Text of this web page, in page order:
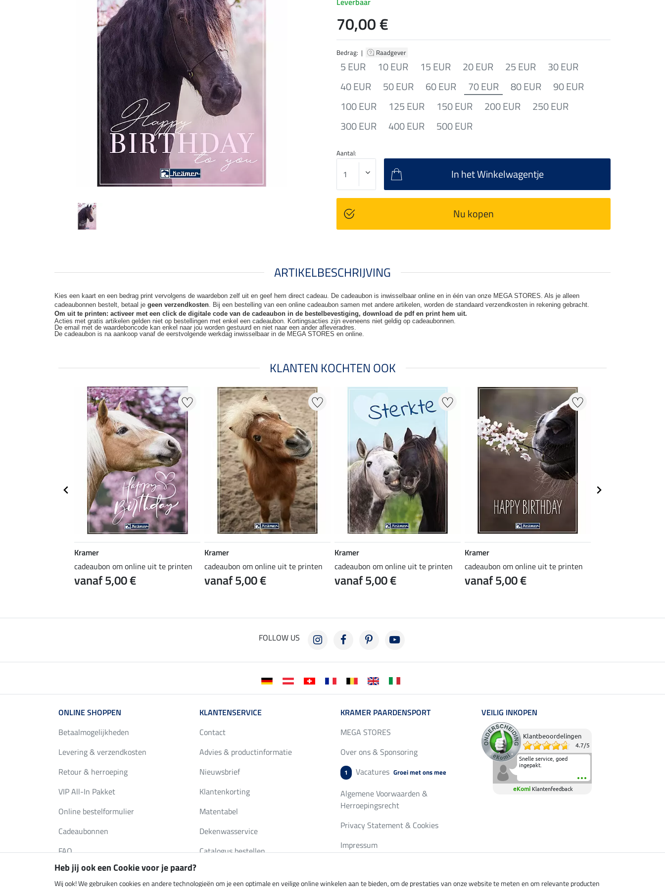
Bedrag: | Raadgever
5 EUR 10 EUR 15 EUR 20 EUR 25 EUR
30 EUR
40 EUR
50 EUR 60 EUR 70 EUR 80 EUR
90 EUR
100 EUR
125 EUR 150 EUR 200 EUR
250 EUR
300 EUR
400 EUR 500 EUR
70,00 €
Aantal:
In het Winkelwagentje
Nu kopen
ARTIKELBESCHRIJVING
Kies een kaart en een bedrag print vervolgens de waardebon zelf uit en geef hem direct cadeau. De cadeaubon is inwisselbaar online en in één van onze MEGA STORES. Als je alleen
cadeaubonnen bestelt, betaal je geen verzendkosten. Bij een bestelling van een online cadeaubon samen met andere artikelen, worden de standaard verzendkosten in rekening gebracht.
Om uit te printen: activeer met een click de digitale code van de cadeaubon in de bestelbevestiging, download de pdf en print hem uit.
Acties met gratis artikelen gelden niet op bestellingen met enkel een cadeaubon. Kortingsacties zijn eveneens niet geldig op cadeaubonnen.
De email met de waardeboncode kan enkel naar jou worden gestuurd en niet naar een ander afleveradres.
De cadeaubon is na aankoop vanaf de eerstvolgende werkdag inwisselbaar in de MEGA STORES en online.
KLANTEN KOCHTEN OOK
Kramer
cadeaubon om online uit te printen
vanaf 5,00 €
Kramer
cadeaubon om online uit te printen
vanaf 5,00 €
Kramer
cadeaubon om online uit te printen
vanaf 5,00 €
Kramer
cadeaubon om online uit te printen
vanaf 5,00 €
FOLLOW US
ONLINE SHOPPEN
Betaalmogelijkheden
Levering & verzendkosten
Retour & herroeping
VIP All-In Pakket
Online bestelformulier
Cadeaubonnen
FAQ
KLANTENSERVICE
Contact
Advies & productinformatie
Nieuwsbrief
Klantenkorting
Matentabel
Dekenwasservice
Catalogus bestellen
KRAMER PAARDENSPORT
MEGA STORES
Over ons & Sponsoring
1 Vacatures Groei met ons mee
Algemene Voorwaarden &
Herroepingsrecht
Privacy Statement & Cookies
Impressum
VEILIG INKOPEN
Klantbeoordelingen
4.7/5
Snelle service, goed
ingepakt.
eKomi Klantenfeedback
Heb jij ook een Cookie voor je paard?
Wij ook! We gebruiken cookies en andere technologieën om je een optimale en veilige online winkelen aan te bieden, om de prestaties van onze website te meten en om relevante producten